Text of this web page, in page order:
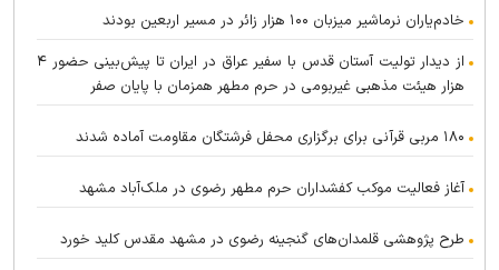
خادم‌یاران نرماشیر میزبان ۱۰۰ هزار زائر در مسیر اربعین بودند
از دیدار تولیت آستان قدس با سفیر عراق در ایران تا پیش‌بینی حضور ۴
هزار هیئت مذهبی غیربومی در حرم مطهر همزمان با پایان صفر
۱۸۰ مربی قرآنی برای برگزاری محفل فرشتگان مقاومت آماده شدند
آغاز فعالیت موکب کفشداران حرم مطهر رضوی در ملک‌آباد مشهد
طرح پژوهشی قلمدان‌های گنجینه رضوی در مشهد مقدس کلید خورد